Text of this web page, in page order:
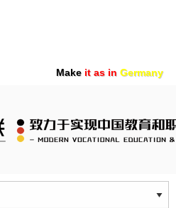
Make it as in Germany